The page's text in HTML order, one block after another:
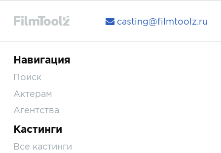
casting@filmtoolz.ru
Навигация
Поиск
Актерам
Агентства
Кастинги
Все кастинги